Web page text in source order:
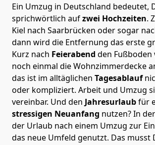
Ein Umzug in Deutschland bedeutet,
sprichwörtlich aufzwei Hochzeiten.
Kiel nach Saarbrücken oder sogar
dann wird die Entfernung das erste
Kurz nach Feierabend den Fußboden
noch einmal die Wohnzimmerdecke
das ist im alltäglichen Tagesablauf
oder kompliziert. Arbeit und Umzug
vereinbar. Und den Jahresurlaubfür
stressigen Neuanfang nutzen? In
der Urlaub nach einem Umzug zur
das neue Umfeld genutzt. Das musst